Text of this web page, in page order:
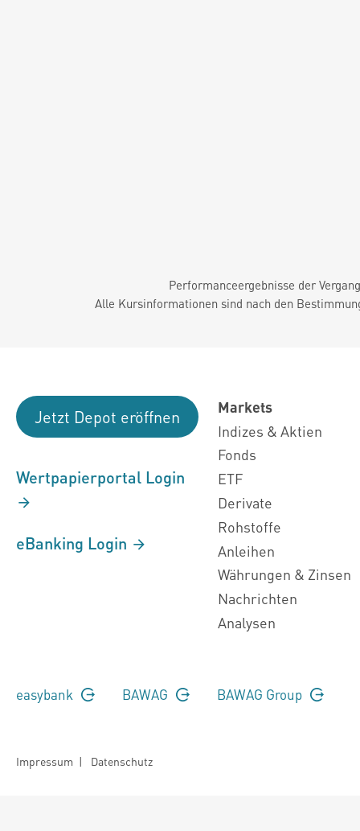
Performanceergebnisse der
Alle Kursinformationen sind nach den
Jetzt Depot eröffnen
Wertpapierportal Login
eBanking Login
Markets
Indizes & Aktien
Fonds
ETF
Derivate
Rohstoffe
Anleihen
Währungen & Zinsen
Nachrichten
Analysen
easybank BAWAG BAWAG Group
Impressum | Datenschutz